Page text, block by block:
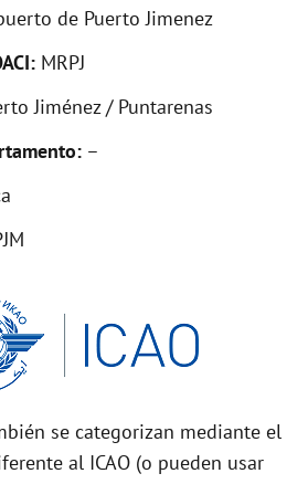
y
i
de Puerto Jimenez
MRPJ
Jiménez / Puntarenas
–
se categorizan mediante el
al ICAO (o pueden usar